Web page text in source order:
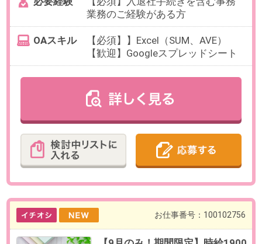
半在宅・時短OK！広告の原稿チ
ェック・校正業務＠マーケ企業
最寄り駅 品川駅 徒歩5分 / 北品川駅 徒
でお選びいただけます。
【例】10:00～17:00、9:30～
16:30（各休憩1時間）など
※中抜けや早退など、柔軟に相談可
能です。